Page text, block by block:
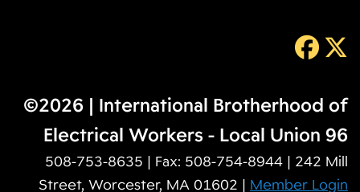
©2026 | International Brotherhood of
Electrical Workers - Local Union 96
508-753-8635 | Fax: 508-754-8944 | 242 Mill
Street, Worcester, MA 01602 | Member Login